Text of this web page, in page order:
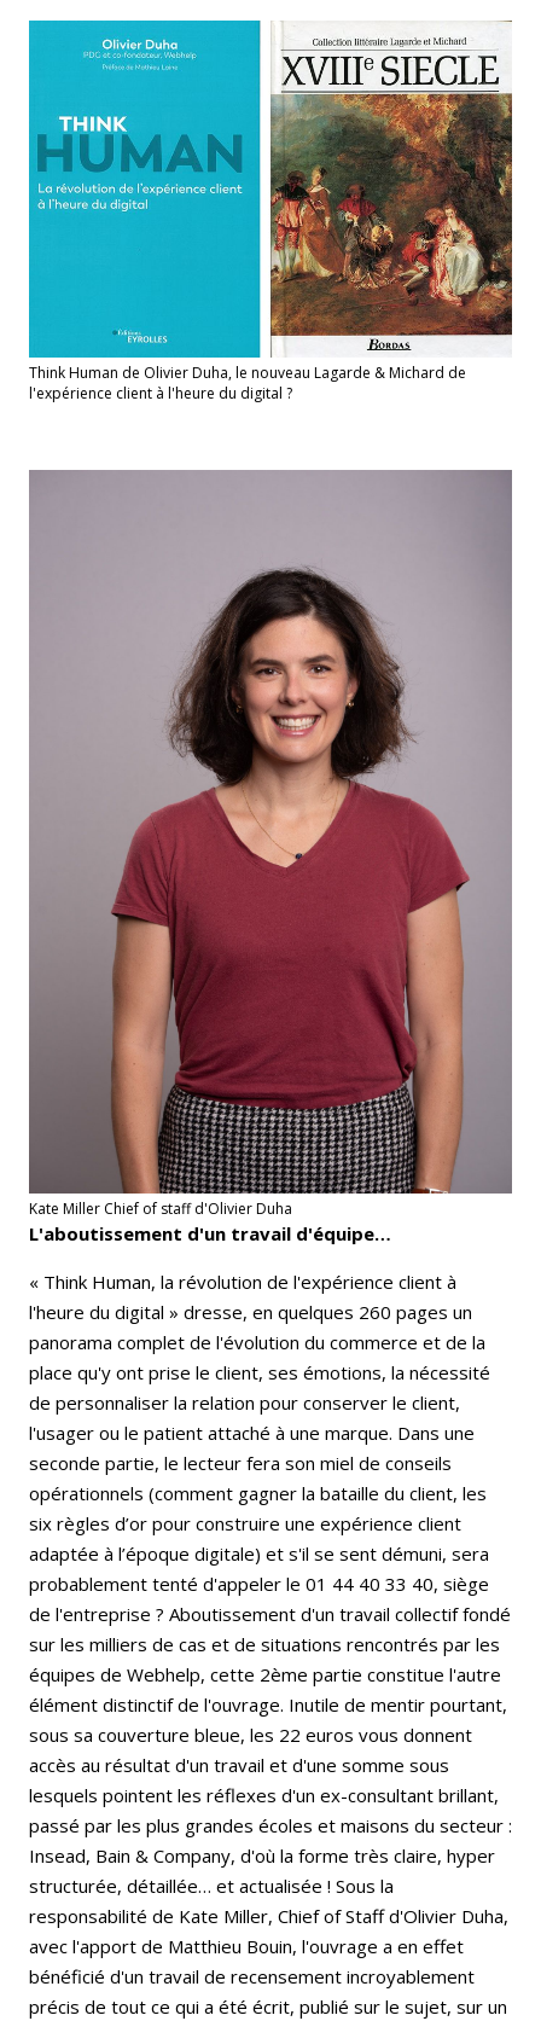
Think Human de Olivier Duha, le nouveau Lagarde & Michard de
l'expérience client à l'heure du digital ?
Kate Miller Chief of staff d'Olivier Duha
L'aboutissement d'un travail d'équipe…
« Think Human, la révolution de l'expérience client à
l'heure du digital » dresse, en quelques 260 pages un
panorama complet de l'évolution du commerce et de la
place qu'y ont prise le client, ses émotions, la nécessité
de personnaliser la relation pour conserver le client,
l'usager ou le patient attaché à une marque. Dans une
seconde partie, le lecteur fera son miel de conseils
opérationnels (comment gagner la bataille du client, les
six règles d’or pour construire une expérience client
adaptée à l’époque digitale) et s'il se sent démuni, sera
probablement tenté d'appeler le 01 44 40 33 40, siège
de l'entreprise ? Aboutissement d'un travail collectif fondé
sur les milliers de cas et de situations rencontrés par les
équipes de Webhelp, cette 2ème partie constitue l'autre
élément distinctif de l'ouvrage. Inutile de mentir pourtant,
sous sa couverture bleue, les 22 euros vous donnent
accès au résultat d'un travail et d'une somme sous
lesquels pointent les réflexes d'un ex-consultant brillant,
passé par les plus grandes écoles et maisons du secteur :
Insead, Bain & Company, d'où la forme très claire, hyper
structurée, détaillée… et actualisée ! Sous la
responsabilité de Kate Miller, Chief of Staff d'Olivier Duha,
avec l'apport de Matthieu Bouin, l'ouvrage a en effet
bénéficié d'un travail de recensement incroyablement
précis de tout ce qui a été écrit, publié sur le sujet, sur un